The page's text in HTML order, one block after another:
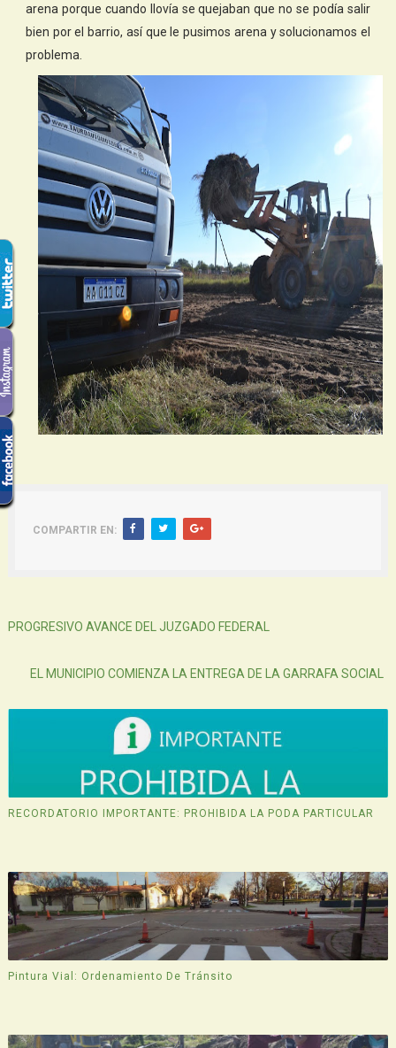
arena porque cuando llovía se quejaban que no se podía salir
bien por el barrio, así que le pusimos arena y solucionamos el
problema.
COMPARTIR EN:
PROGRESIVO AVANCE DEL JUZGADO FEDERAL
EL MUNICIPIO COMIENZA LA ENTREGA DE LA GARRAFA SOCIAL
RECORDATORIO IMPORTANTE: PROHIBIDA LA PODA PARTICULAR
Pintura Vial: Ordenamiento De Tránsito